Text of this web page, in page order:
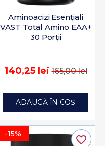
Aminoacizi Esențiali
VAST Total Amino EAA+
30 Porții
140,25 lei165,00 lei
ADAUGĂ ÎN COȘ
-15% favorite_border